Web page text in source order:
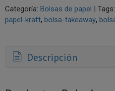
Categoría: Bolsas de papel | Tags:
papel-kraft bolsa-takeaway
Descripción